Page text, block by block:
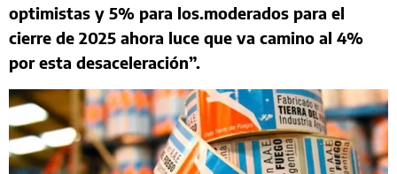
optimistas y 5% para los.moderados para el
cierre de 2025 ahora luce que va camino al 4%
por esta desaceleración”.